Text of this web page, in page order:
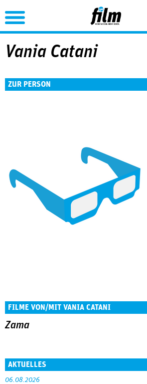
Jump to Navigation
Vania Catani
ZUR PERSON
FILME VON/MIT VANIA CATANI
Zama
AKTUELLES
06.08.2026